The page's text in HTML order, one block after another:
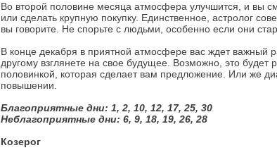
Во второй половине месяца атмосфера улучшится, и вы
или сделать крупную покупку. Единственное, астролог
вы говорите. Не спорьте с людьми, особенно если они
В конце декабря в приятной атмосфере вас ждет важный
другому взглянете на свое будущее. Возможно, это будет
половинкой, которая сделает вам предложение. Или же
повышении.
Благоприятные дни: 1, 2, 10, 12, 17, 25, 30
Неблагоприятные дни: 6, 9, 18, 19, 26, 28
Козерог